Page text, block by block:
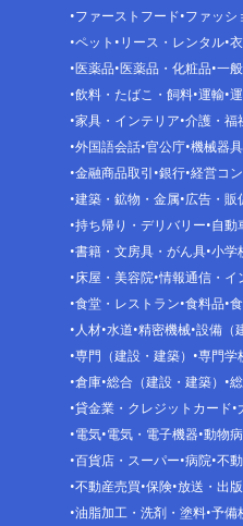
ファーストフード ファッシ
ペット リース・レンタル
医薬品 医薬品・化粧品 一
飲料・たばこ・飼料 運輸
家具・インテリア 介護・福
外国語会話 官公庁 機械器具
金融商品取引 銀行 経営コ
建築・鉱物・金属 広告・販
持ち帰り・デリバリー 自動
書籍・文房具・がん具 小学
床屋・美容院 情報通信・イ
食堂・レストラン 食料品
人材 水道 精密機械 設備（
専門（建設・建築）
専門学
倉庫 総合（建設・建築）
貸金業・クレジットカード
電気 電気・電子機器 動物
百貨店・スーパー 病院 不
不動産売買 保険 放送・出
油脂加工・洗剤・塗料 予備